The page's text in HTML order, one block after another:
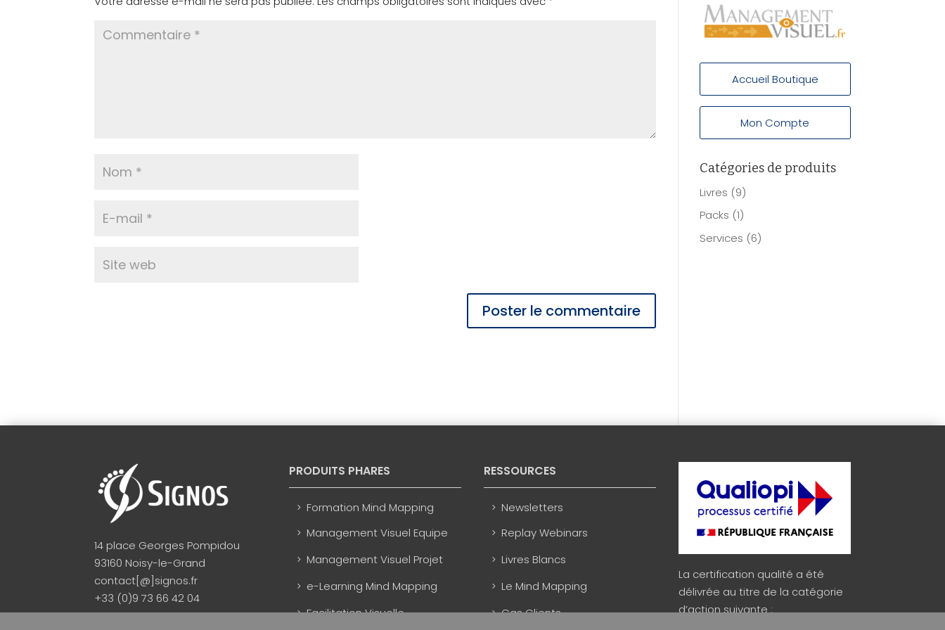
Accueil Boutique
Mon Compte
Catégories de produits
Livres (9)
Packs (1)
Services (6)
14 place Georges Pompidou
93160 Noisy-le-Grand
contact[@]signos.fr
+33 (0)9 73 66 42 04
PRODUITS PHARES
Formation Mind Mapping
Management Visuel Equipe
Management Visuel Projet
e-Learning Mind Mapping
Facilitation Visuelle
RESSOURCES
Newsletters
Replay Webinars
Livres Blancs
Le Mind Mapping
Cas Clients
La certification qualité a été
délivrée au titre de la catégorie
d’action suivante :